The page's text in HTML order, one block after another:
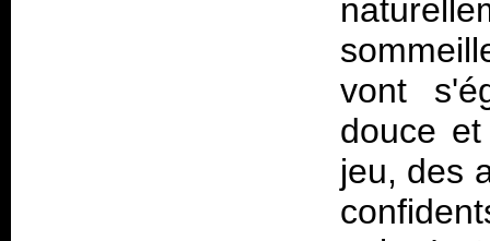
vont
douce
jeu, des